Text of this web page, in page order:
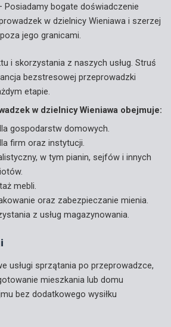
Posiadamy bogate doświadczenie
w dzielnicy Wieniawa i szerzej
jego granicami.
i skorzystania z naszych usług. Struś
bezstresowej przeprowadzki
etapie.
w dzielnicy Wieniawa obejmuje:
gospodarstw domowych.
firm oraz instytucji.
w tym pianin, sejfów i innych
mebli.
oraz zabezpieczanie mienia.
z usług magazynowania.
usługi sprzątania po przeprowadzce,
mieszkania lub domu
bez dodatkowego wysiłku